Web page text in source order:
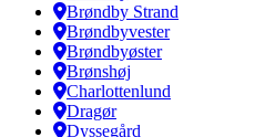
Brøndby Strand
Brøndbyvester
Brøndbyøster
Brønshøj
Charlottenlund
Dragør
Dyssegård